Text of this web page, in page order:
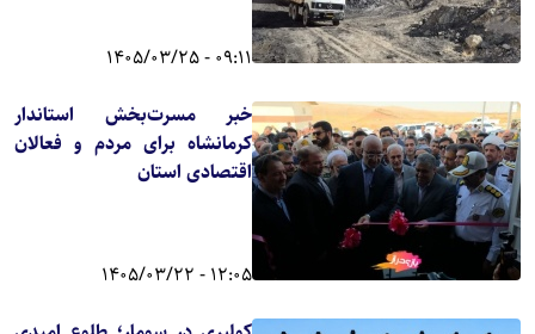
09:11 - 1405/03/25
خبر مسرت‌بخش استاندار
کرمانشاه برای مردم و فعالان
اقتصادی استان
12:05 - 1405/03/22